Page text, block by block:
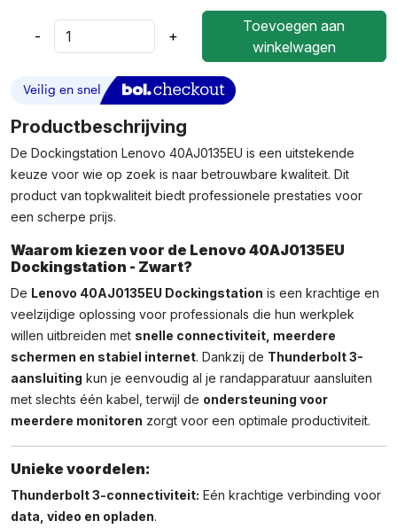
-
Dockingstation
40AJ0135EU
Black
Aantal
+
Toevoegen aan
winkelwagen
Productbeschrijving
De Dockingstation Lenovo 40AJ0135EU is een uitstekende
keuze voor wie op zoek is naar betrouwbare kwaliteit. Dit
product van topkwaliteit biedt professionele prestaties voor
een scherpe prijs.
Waarom kiezen voor de Lenovo 40AJ0135EU
Dockingstation - Zwart?
De Lenovo 40AJ0135EU Dockingstation is een krachtige en
veelzijdige oplossing voor professionals die hun werkplek
willen uitbreiden met snelle connectiviteit, meerdere
schermen en stabiel internet. Dankzij de Thunderbolt 3-
aansluiting kun je eenvoudig al je randapparatuur aansluiten
met slechts één kabel, terwijl de ondersteuning voor
meerdere monitoren zorgt voor een optimale productiviteit.
Unieke voordelen:
Thunderbolt 3-connectiviteit: Eén krachtige verbinding voor
data, video en opladen.